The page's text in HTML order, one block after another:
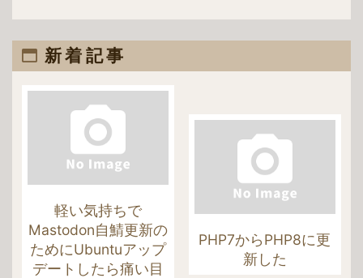
新着記事
軽い気持ちで
Mastodon自鯖更新の
ためにUbuntuアップ
デートしたら痛い目
PHP7からPHP8に更
新した